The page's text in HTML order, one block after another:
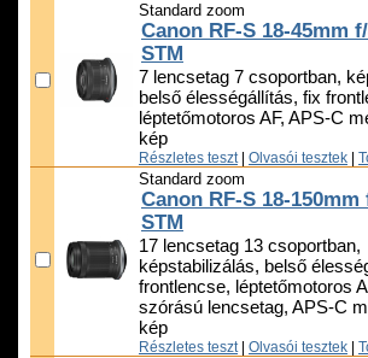
Standard zoom
Canon RF-S 18-45mm
STM
7 lencsetag 7 csoportban,
belső élességállítás, fix
léptetőmotoros AF, APS-C
kép
Részletes teszt Olvasói tesztek
Standard zoom
Canon RF-S 18-150mm
STM
17 lencsetag 13 csoportban,
képstabilizálás, belső
frontlencse, léptetőmotoros
szórású lencsetag, APS-C
kép
Részletes teszt Olvasói tesztek